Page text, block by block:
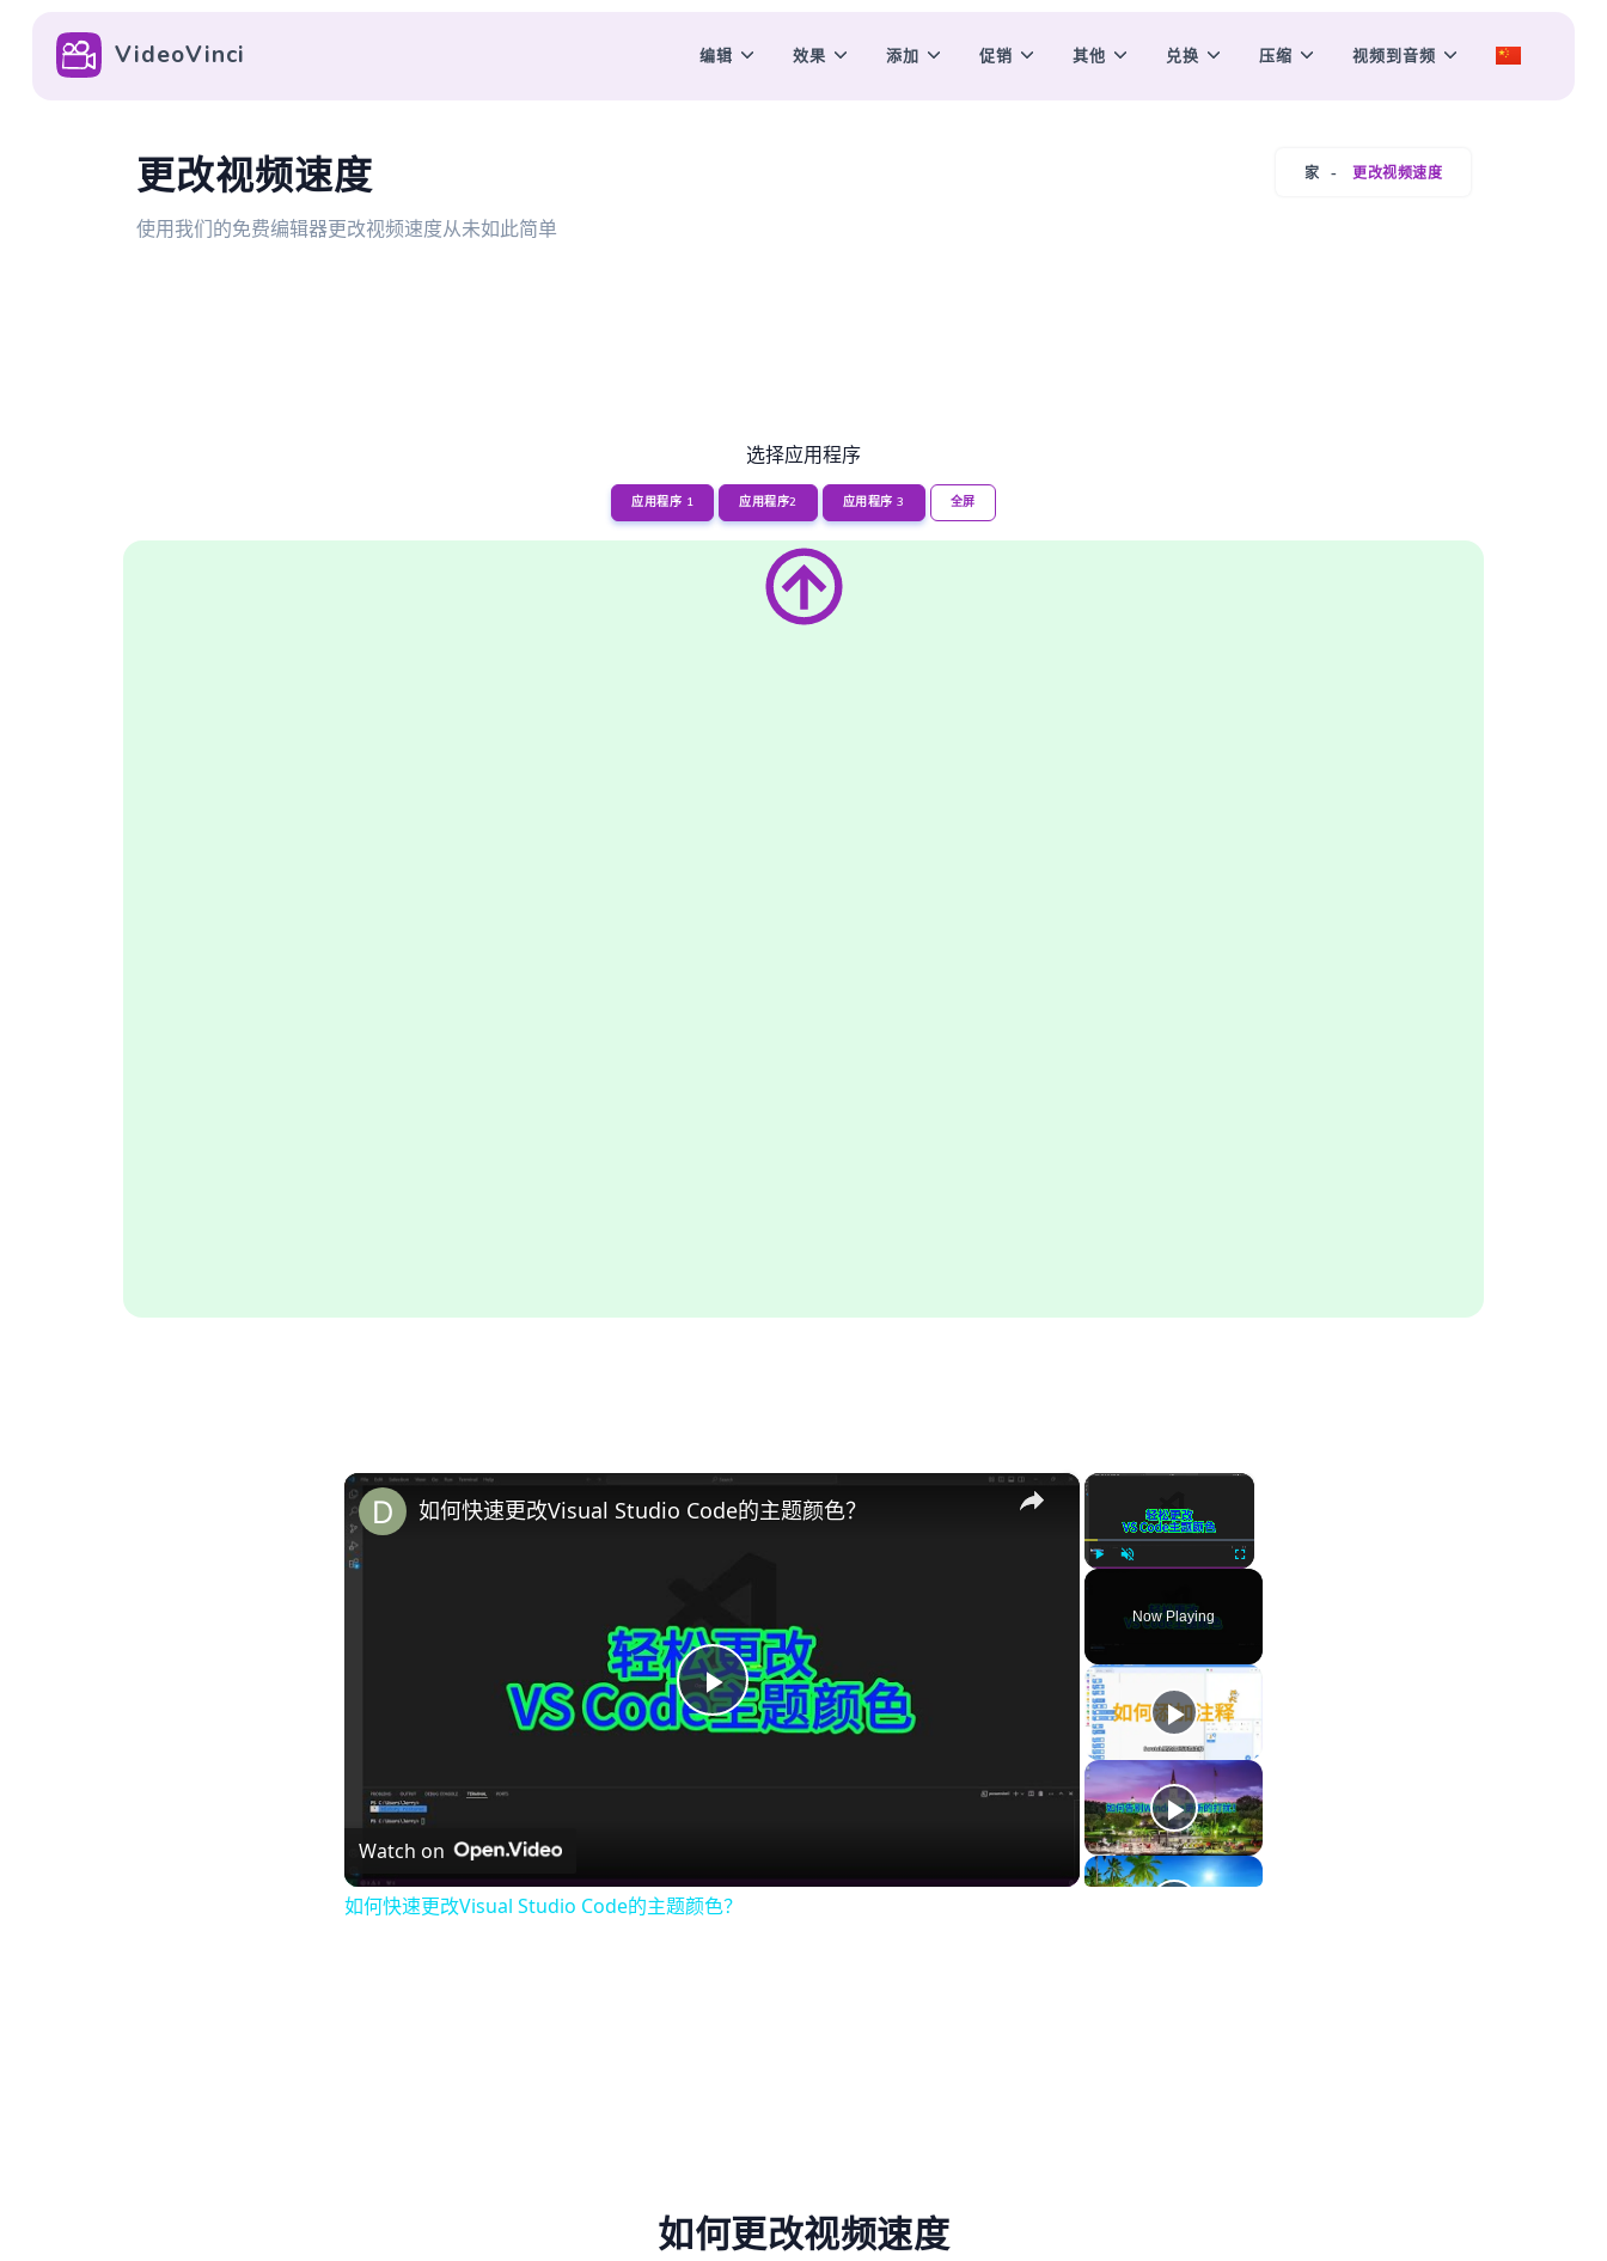
VideoVinci 编辑 效果 添加 促销 其他 兑换 压缩 视频到音频
更改视频速度
使用我们的免费编辑器更改视频速度从未如此简单
家 更改视频速度
选择应用程序
应用程序 1 应用程序2 应用程序 3 全屏
×
Fullscreen
Now Playing
×
Play
如何快速更改Visual Studio Code的主题颜色？
Watch on
如何快速更改Visual Studio Code的主题颜色？
如何更改视频速度